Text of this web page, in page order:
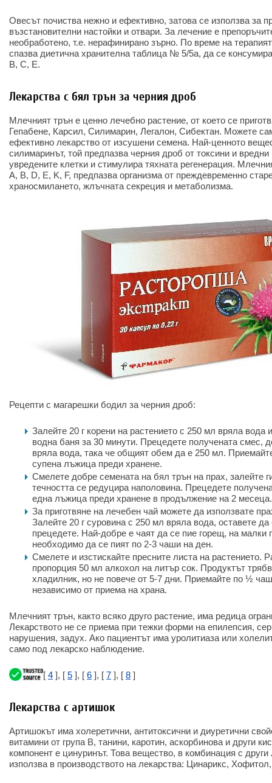
Овесът почиства нежно и ефективно, затова се използва за
възстановителни настойки и отвари. За лечение е
необработено, т.е. нерафинирано зърно. По време на
спазва диетична хранителна таблица № 5/5а, да се
B, C, E.
Лекарства с бял трън за черния дроб
Млечният трън е ценно лечебно растение, от което се
Гепабене, Карсил, Силимарин, Легалон, Сибектан. Можете
ефективно лекарство от изсушени семена. Най-ценното
силимаринът, той предпазва черния дроб от токсини и
увредените клетки и стимулира тяхната регенерация.
A, B, D, E, K, F, предпазва организма от преждевременно
храносмилането, жлъчната секреция и метаболизма.
Рецепти с магарешки бодил за черния дроб:
Залейте 20 г корени на растението с 250 мл вряла вода
водна баня за 30 минути. Прецедете получената смес,
вряла вода, така че общият обем да е 250 мл.
супена лъжица преди хранене.
Смелете добре семената на бял трън на прах, залейте
течността се редуцира наполовина. Прецедете
една лъжица преди хранене в продължение на 2 месеца.
За приготвяне на лечебен чай можете да използвате
Залейте 20 г суровина с 250 мл вряла вода, оставете
прецедете. Най-добре е чаят да се пие горещ, на малки
необходимо да се пият по 2-3 чаши на ден.
Смелете и изстискайте пресните листа на растението.
пропорция 50 мл алкохол на литър сок. Продуктът
хладилник, но не повече от 5-7 дни. Приемайте по ½
независимо от приема на храна.
Млечният трън, както всяко друго растение, има редица
Лекарството не се приема при тежки форми на епилепсия,
нарушения, задух. Ако пациентът има уролитиаза или
само под лекарско наблюдение.
[ 4 ], [ 5 ], [ 6 ], [ 7 ], [ 8 ]
Лекарства с артишок
Артишокът има холеретични, антитоксични и диуретични
витамини от група В, танини, каротин, аскорбинова и други
компонент е цинуринът. Това вещество, в комбинация с
използва в производството на лекарства: Цинарикс,